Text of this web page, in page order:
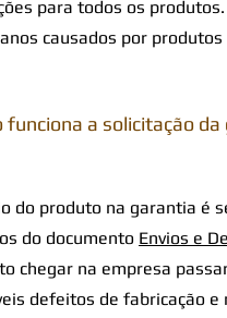
para todos os
causados por
funciona a solicitação da
do produto na garantia é
do documento Envios e
chegar na empresa
defeitos de fabricação